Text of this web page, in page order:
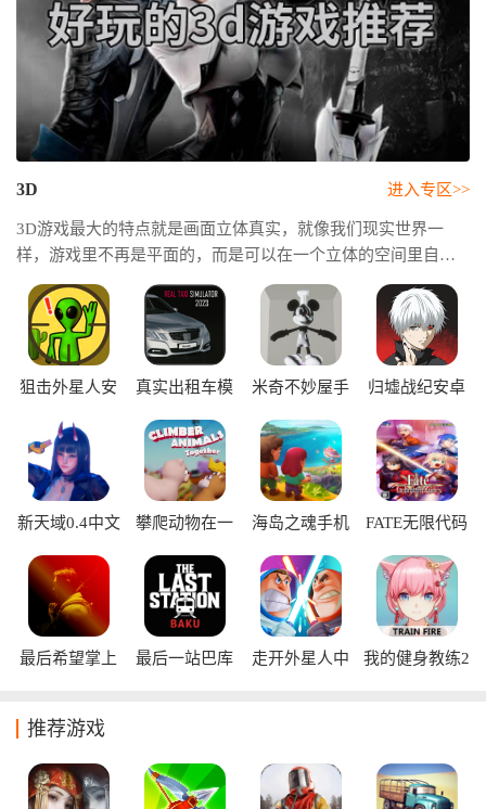
3D
3D游戏最大的特点就是画面立体真实，就像我们现实世界一
样，游戏里不再是平面的，而是可以在一个立体的空间里自由
地移动、探索，因为画面立体，所以游戏的沉浸感特别强，你
会感觉自己真的进入到了游戏的世界里，它能让你感觉自己真
的身处另一个世界，而且更逼真的画面和更自由的视角，会让
游戏体验变得更加震撼和有趣。
进入专区>>
狙击外星人安
真实出租车模
米奇不妙屋手
归墟战纪安卓
新天域0.4中文
攀爬动物在一
海岛之魂手机
FATE无限代码
最后希望掌上
最后一站巴库
走开外星人中
我的健身教练2
推荐游戏